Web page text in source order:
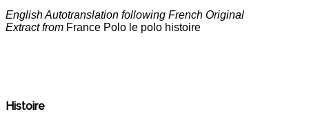
English Autotranslation following French Original
Extract from France Polo le polo histoire
Histoire